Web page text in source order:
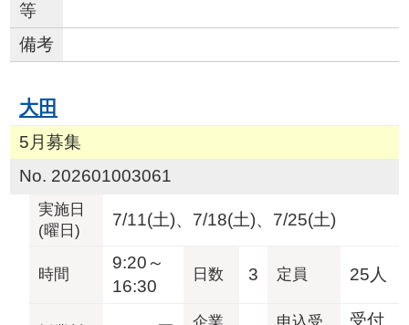
等
備考
大田
5月募集
No. 202601003061
実施日
(曜日)
7/11(土)、7/18(土)、7/25(土)
時間
9:20～
16:30
日数 3 定員 25人
受付